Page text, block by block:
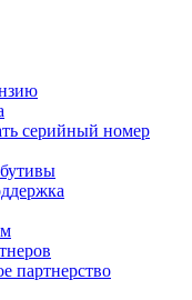
серийный номер
партнерство